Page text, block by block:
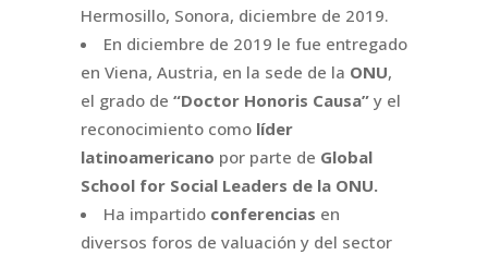
Hermosillo, Sonora, diciembre de 2019.
En diciembre de 2019 le fue entregado
en Viena, Austria, en la sede de la ONU,
el grado de “Doctor Honoris Causa” y el
reconocimiento como líder
latinoamericano por parte de Global
School for Social Leaders de la ONU.
Ha impartido conferencias en
diversos foros de valuación y del sector